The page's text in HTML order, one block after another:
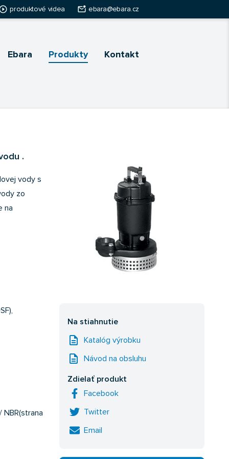
produktové videa mark_email_unread ebara@ebara.cz
Ebara Produkty Kontakt
.
vody s
zo
na
NBR(strana
Na stiahnutie
description Katalóg výrobku
description Návod na obsluhu
Zdielať produkt
Facebook
Twitter
Email